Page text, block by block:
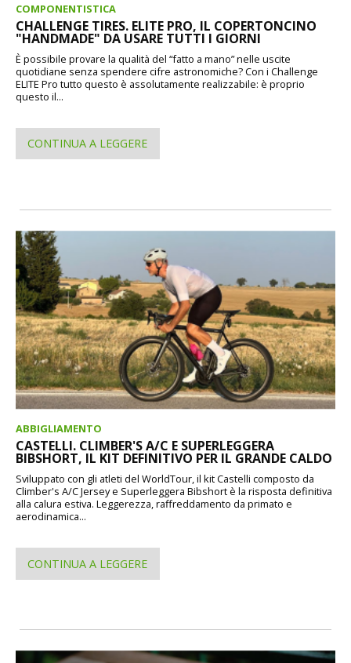
COMPONENTISTICA
CHALLENGE TIRES. ELITE PRO, IL COPERTONCINO
"HANDMADE" DA USARE TUTTI I GIORNI
È possibile provare la qualità del “fatto a mano” nelle uscite
quotidiane senza spendere cifre astronomiche? Con i Challenge
ELITE Pro tutto questo è assolutamente realizzabile: è proprio
questo il...
CONTINUA A LEGGERE
ABBIGLIAMENTO
CASTELLI. CLIMBER'S A/C E SUPERLEGGERA
BIBSHORT, IL KIT DEFINITIVO PER IL GRANDE CALDO
Sviluppato con gli atleti del WorldTour, il kit Castelli composto da
Climber's A/C Jersey e Superleggera Bibshort è la risposta definitiva
alla calura estiva. Leggerezza, raffreddamento da primato e
aerodinamica...
CONTINUA A LEGGERE